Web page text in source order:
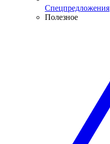
Спецпредложения
Полезное